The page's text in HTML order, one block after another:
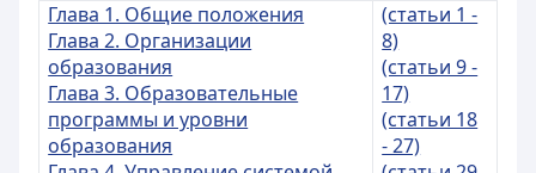
Глава 1. Общие положения
Глава 2. Организации
образования
Глава 3. Образовательные
программы и уровни
образования
(статьи 1 -
8)
(статьи 9 -
17)
(статьи 18
- 27)